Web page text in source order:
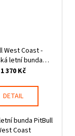
West Coast -
letní bunda
STRIPES tmavě
1 370 Kč
DETAIL
bunda PitBull
Coast